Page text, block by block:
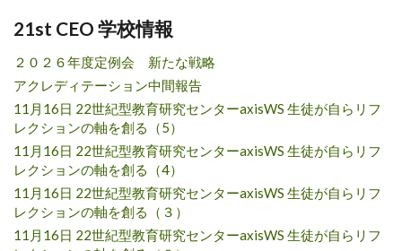
21st CEO 学校情報
２０２６年度定例会 新たな戦略
アクレディテーション中間報告
11月16日 22世紀型教育研究センターaxisWS 生徒が自らリフ
レクションの軸を創る（5）
11月16日 22世紀型教育研究センターaxisWS 生徒が自らリフ
レクションの軸を創る（4）
11月16日 22世紀型教育研究センターaxisWS 生徒が自らリフ
レクションの軸を創る（３）
11月16日 22世紀型教育研究センターaxisWS 生徒が自らリフ